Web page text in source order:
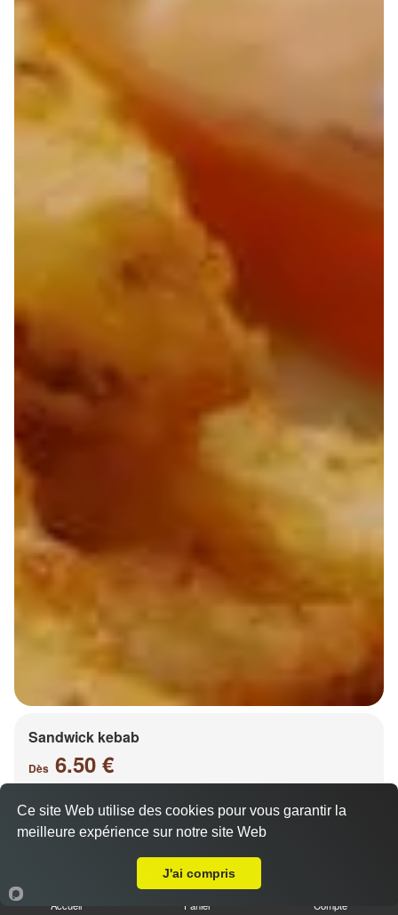
Sandwick kebab
Dès 6.50 €
Salade, tomates, oignons, chou, carottes
Accueil Panier Compte
Ce site Web utilise des cookies pour vous garantir la
meilleure expérience sur notre site Web
J'ai compris